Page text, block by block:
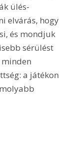
ülés-
elvárás, hogy
és mondjuk
sérülést
a játékon